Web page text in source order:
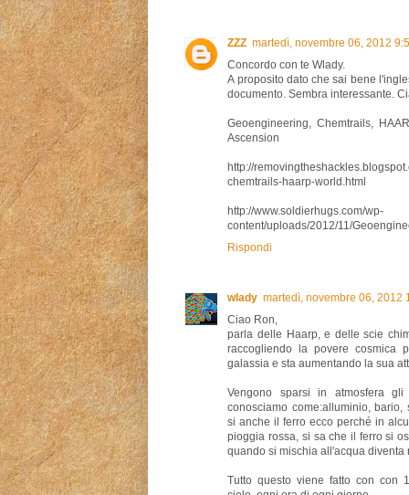
ZZZ martedì, novembre 06, 2012
Concordo con te Wlady.
A proposito dato che sai bene
documento. Sembra interessante.
Geoengineering, Chemtrails,
Ascension
http://
chemtrails-haarp-world.html
http://www.soldierhugs.com/wp-
content/uploads/2012/11/
Rispondi
wlady martedì, novembre 06, 2012
Ciao Ron,
parla delle Haarp, e delle scie
raccogliendo la povere cosmica
galassia e sta aumentando la sua
Vengono sparsi in atmosfera
conosciamo come:alluminio,
si anche il ferro ecco perché in
pioggia rossa, si sa che il ferro si
quando si mischia all'acqua diventa
Tutto questo viene fatto con con